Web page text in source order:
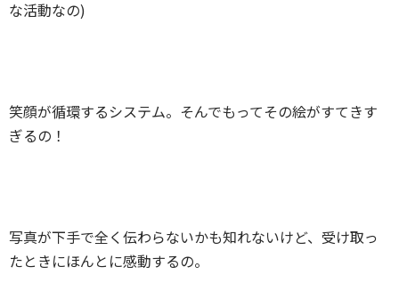
な活動なの)
笑顔が循環するシステム。そんでもってその絵がすてきす
ぎるの！
写真が下手で全く伝わらないかも知れないけど、受け取っ
たときにほんとに感動するの。